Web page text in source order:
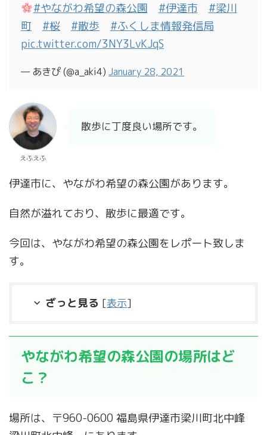
#やながわ希望の森公園
#伊達市
#梁川
町
#桜 #散歩
#ふくしま情報発信局
pic.twitter.com/3NY3LvKJqS
— あきぴ (@a_aki4) January 28, 2021
えふえふ
散歩に丁度良い場所です。
伊達市に、やながわ希望の森公園があります。
自然が溢れており、散歩に最適です。
今回は、やながわ希望の森公園をレポート致しま
す。
ざっと見る [表示]
やながわ希望の森公園の場所はど
こ？
場所は、〒960-0600 福島県伊達市梁川町北中峰